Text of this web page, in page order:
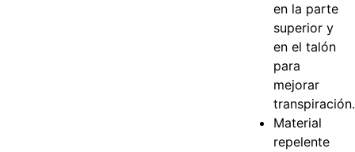
en la parte
superior y
en el talón
para
mejorar
transpiración.
Material
repelente